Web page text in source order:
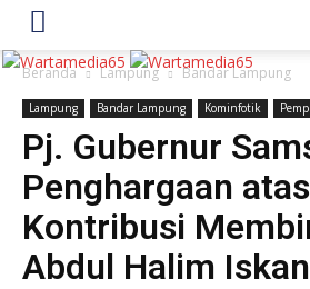
Beranda Lampung Bandar Lampung
Lampung Bandar Lampung Kominfotik
Pj. Gubernur
Penghargaan atas
Kontribusi
Abdul Halim